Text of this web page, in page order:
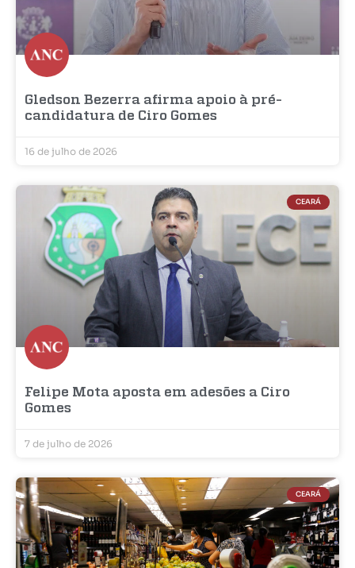
Gledson Bezerra afirma apoio à pré-
candidatura de Ciro Gomes
16 de julho de 2026
CEARÁ
Felipe Mota aposta em adesões a Ciro
Gomes
7 de julho de 2026
CEARÁ